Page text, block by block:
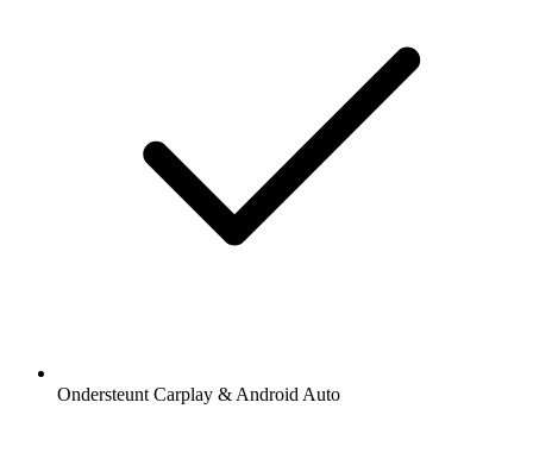
Ondersteunt Carplay & Android Auto